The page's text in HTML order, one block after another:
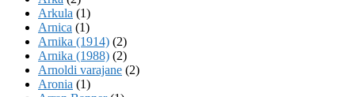
Arkula (1)
Arnica (1)
Arnika (1914) (2)
Arnika (1988) (2)
Arnoldi varajane (2)
Aronia (1)